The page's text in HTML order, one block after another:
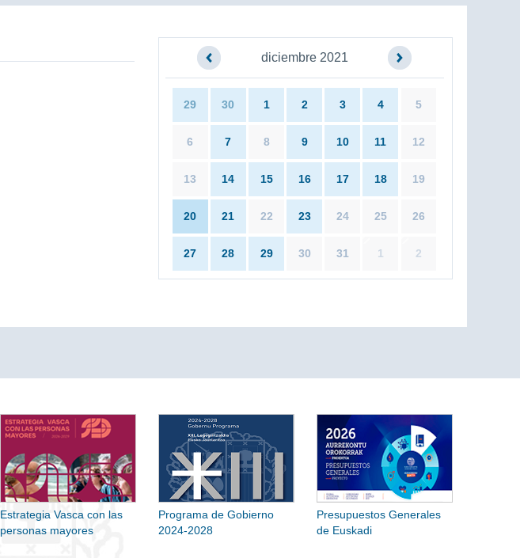
diciembre 2021
29 30 1 2 3 4 5
6 7 8 9 10 11 12
13 14 15 16 17 18 19
20 21 22 23 24 25 26
27 28 29 30 31 1 2
Estrategia Vasca con las
personas mayores
Programa de Gobierno
2024-2028
Presupuestos Generales
de Euskadi